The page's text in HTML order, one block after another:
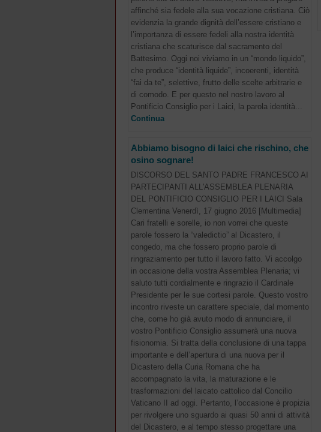
affinché sia fedele alla sua vocazione cristiana. Ciò
evidenzia la grande dignità dell’essere cristiano e
l’importanza di essere fedeli alla nostra identità
cristiana che scaturisce dal sacramento del
Battesimo. Oggi noi viviamo in un “mondo liquido”,
che produce “identità liquide”, incoerenti, identità
“fai da te”, selettive, frutto delle scelte arbitrarie e
di comodo. E per questo nel nostro lavoro al
Pontificio Consiglio per i Laici, la parola identità...
Continua
Abbiamo bisogno di laici che rischino, che
osino sognare!
DISCORSO DEL SANTO PADRE FRANCESCO AI
PARTECIPANTI ALL'ASSEMBLEA PLENARIA
DEL PONTIFICIO CONSIGLIO PER I LAICI Sala
Clementina Venerdì, 17 giugno 2016 [Multimedia]
Cari fratelli e sorelle, io non vorrei che queste
parole fossero la “valedictio” al Dicastero, il
congedo, ma che fossero proprio parole di
ringraziamento per tutto il lavoro fatto. Vi accolgo
in occasione della vostra Assemblea Plenaria; vi
saluto tutti cordialmente e ringrazio il Cardinale
Presidente per le sue cortesi parole. Questo vostro
incontro riveste un carattere speciale, dal momento
che, come ho già avuto modo di annunciare, il
vostro Pontificio Consiglio assumerà una nuova
fisionomia. Si tratta della conclusione di una tappa
importante e dell’apertura di una nuova per il
Dicastero della Curia Romana che ha
accompagnato la vita, la maturazione e le
trasformazioni del laicato cattolico dal Concilio
Vaticano II ad oggi. Pertanto, l’occasione è propizia
per rivolgere uno sguardo ai quasi 50 anni di attività
del Dicastero, e al tempo stesso progettare una